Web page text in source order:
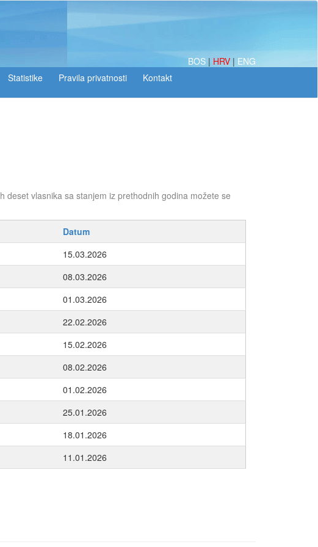
BOS | HRV | ENG
Statistike
vlasnika sa stanjem iz prethodnih godina možete se
Datum
15.03.2026
08.03.2026
01.03.2026
22.02.2026
15.02.2026
08.02.2026
01.02.2026
25.01.2026
18.01.2026
11.01.2026